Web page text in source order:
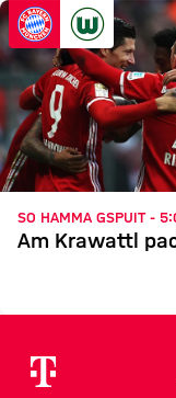
FCB
Zum Spielbericht
SO HAMMA GSPUIT -
Am Krawattl